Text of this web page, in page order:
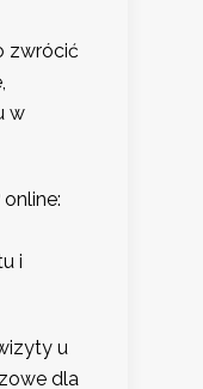
zwrócić
w
i
u
dla